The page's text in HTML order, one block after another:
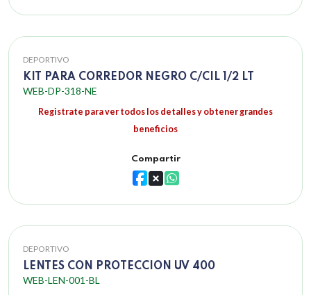
DEPORTIVO
KIT PARA CORREDOR NEGRO C/CIL 1/2 LT
WEB-DP-318-NE
Registrate para ver todos los detalles y obtener grandes
beneficios
Compartir
DEPORTIVO
LENTES CON PROTECCION UV 400
WEB-LEN-001-BL